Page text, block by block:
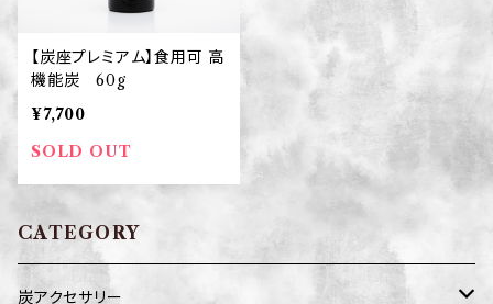
【炭座プレミアム】食用可 高
機能炭 60g
¥7,700
SOLD OUT
CATEGORY
炭アクセサリー